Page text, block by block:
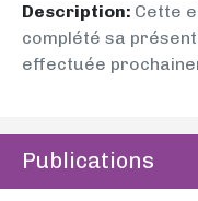
Description: Cette
complété sa
effectuée
Publications